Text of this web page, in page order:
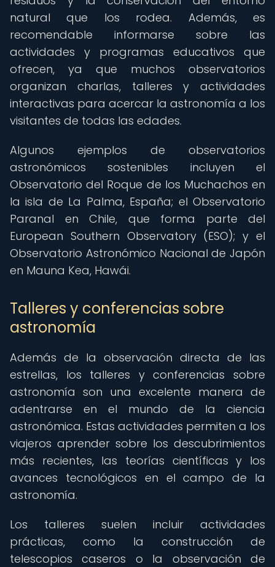
natural que los rodea. Además, es
recomendable informarse sobre las
actividades y programas educativos que
ofrecen, ya que muchos observatorios
organizan charlas, talleres y actividades
interactivas para acercar la astronomía a los
visitantes de todas las edades.
Algunos ejemplos de observatorios
astronómicos sostenibles incluyen el
Observatorio del Roque de los Muchachos en
la isla de La Palma, España; el Observatorio
Paranal en Chile, que forma parte del
European Southern Observatory (ESO); y el
Observatorio Astronómico Nacional de Japón
en Mauna Kea, Hawái.
Talleres y conferencias sobre
astronomía
Además de la observación directa de las
estrellas, los talleres y conferencias sobre
astronomía son una excelente manera de
adentrarse en el mundo de la ciencia
astronómica. Estas actividades permiten a los
viajeros aprender sobre los descubrimientos
más recientes, las teorías científicas y los
avances tecnológicos en el campo de la
astronomía.
Los talleres suelen incluir actividades
prácticas, como la construcción de
telescopios caseros o la observación de